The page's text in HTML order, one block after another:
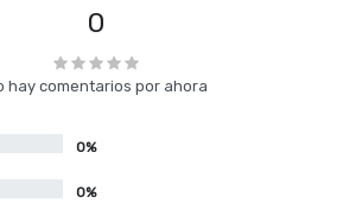
0
hay comentarios por ahora
0%
0%